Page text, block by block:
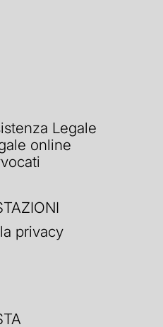
Legale
online
privacy